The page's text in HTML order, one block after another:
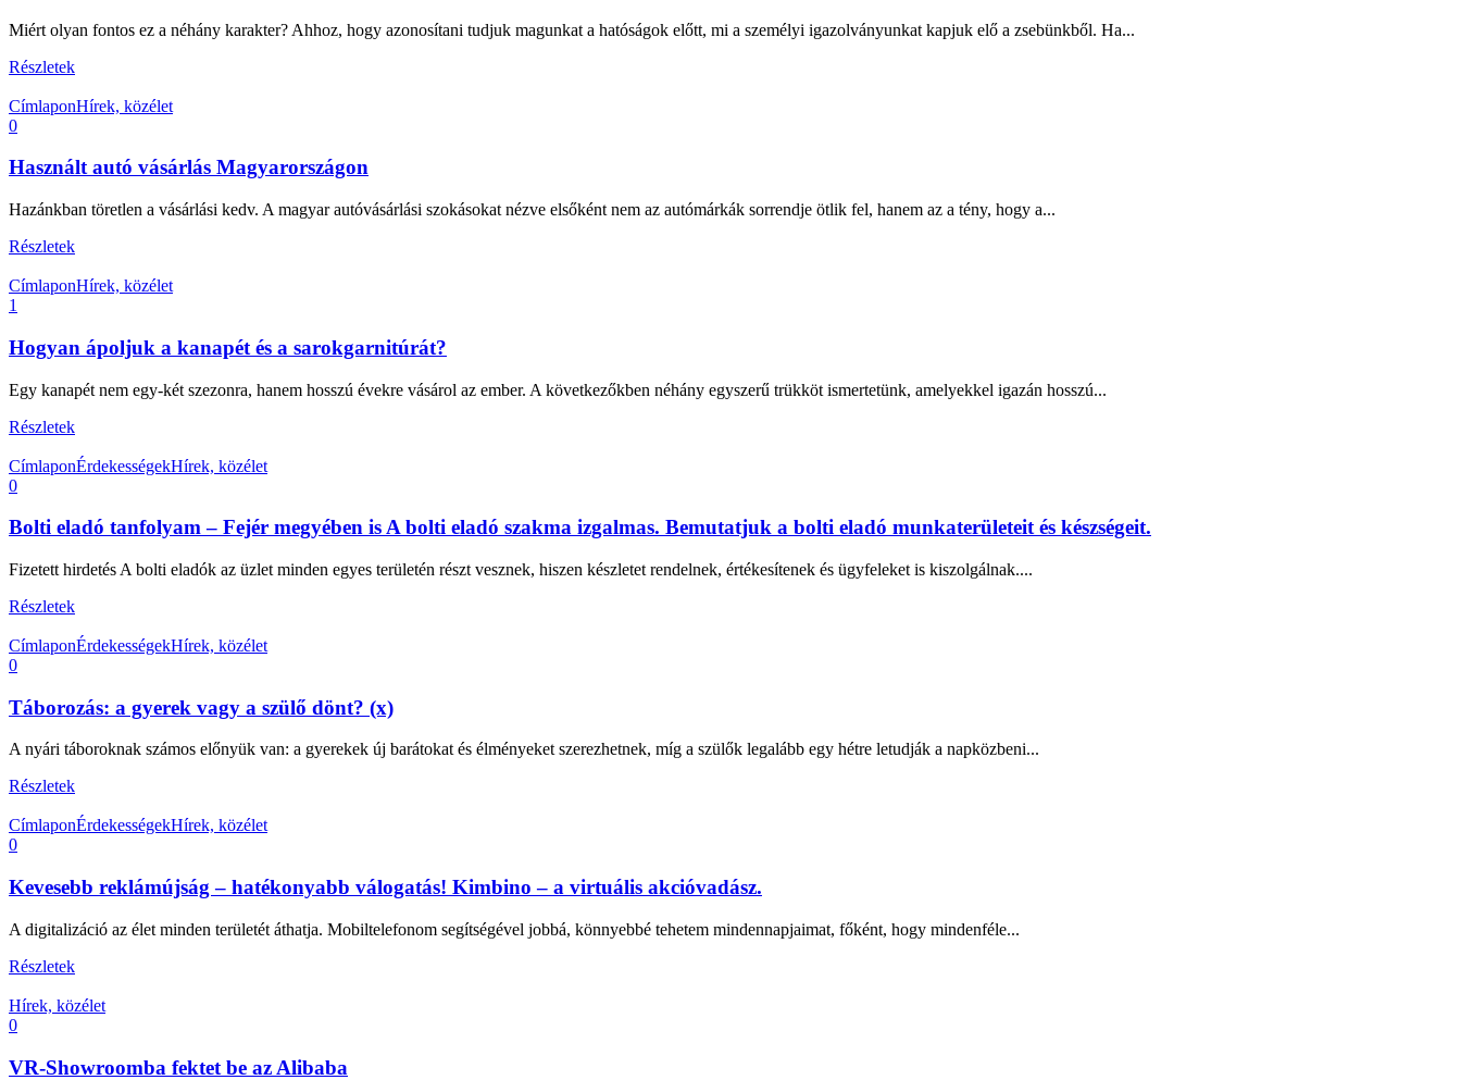
Miért olyan fontos ez a néhány karakter? Ahhoz, hogy azonosítani tudjuk magunkat a hatóságok előtt, mi a személyi igazolványunkat kapjuk elő a zsebünkből. Ha...
Részletek
CímlaponHírek, közélet
0
Használt autó vásárlás Magyarországon
Hazánkban töretlen a vásárlási kedv. A magyar autóvásárlási szokásokat nézve elsőként nem az autómárkák sorrendje ötlik fel, hanem az a tény, hogy a...
Részletek
CímlaponHírek, közélet
1
Hogyan ápoljuk a kanapét és a sarokgarnitúrát?
Egy kanapét nem egy-két szezonra, hanem hosszú évekre vásárol az ember. A következőkben néhány egyszerű trükköt ismertetünk, amelyekkel igazán hosszú...
Részletek
CímlaponÉrdekességekHírek, közélet
0
Bolti eladó tanfolyam – Fejér megyében is A bolti eladó szakma izgalmas. Bemutatjuk a bolti eladó munkaterületeit és készségeit.
Fizetett hirdetés A bolti eladók az üzlet minden egyes területén részt vesznek, hiszen készletet rendelnek, értékesítenek és ügyfeleket is kiszolgálnak....
Részletek
CímlaponÉrdekességekHírek, közélet
0
Táborozás: a gyerek vagy a szülő dönt? (x)
A nyári táboroknak számos előnyük van: a gyerekek új barátokat és élményeket szerezhetnek, míg a szülők legalább egy hétre letudják a napközbeni...
Részletek
CímlaponÉrdekességekHírek, közélet
0
Kevesebb reklámújság – hatékonyabb válogatás! Kimbino – a virtuális akcióvadász.
A digitalizáció az élet minden területét áthatja. Mobiltelefonom segítségével jobbá, könnyebbé tehetem mindennapjaimat, főként, hogy mindenféle...
Részletek
Hírek, közélet
0
VR-Showroomba fektet be az Alibaba